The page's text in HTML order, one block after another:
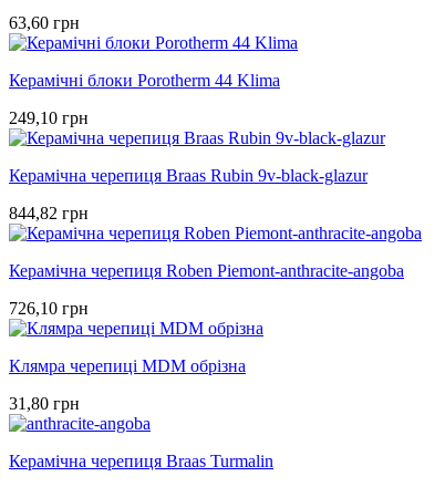
63,60 грн
Керамічні блоки Porotherm 44 Klima
249,10 грн
Керамічна черепиця Braas Rubin 9v-black-glazur
844,82 грн
Керамічна черепиця Roben Piemont-anthracite-angoba
726,10 грн
Клямра черепиці MDM обрізна
31,80 грн
Керамічна черепиця Braas Turmalin